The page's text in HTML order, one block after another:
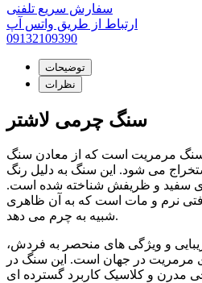
سفارش سریع تلفنی
ارتباط از طریق واتس آپ
09132109390
توضیحات
نظرات
سنگ چرمی لاشتر
مرمریت است که از معادن سنگ
می شود. این سنگ به دلیل رنگ
سفید و ظریفش شناخته شده است.
نرم و مات است که به آن ظاهری
شبیه به چرم می دهد.
و ویژگی های منحصر به فردش،
مرمریت در جهان است. این سنگ در
مدرن و کلاسیک کاربرد گسترده ای